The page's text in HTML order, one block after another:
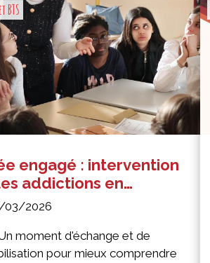
BTS
engagé : intervention
addictions en
03/2026
moment d'échange et de
pour mieux comprendre